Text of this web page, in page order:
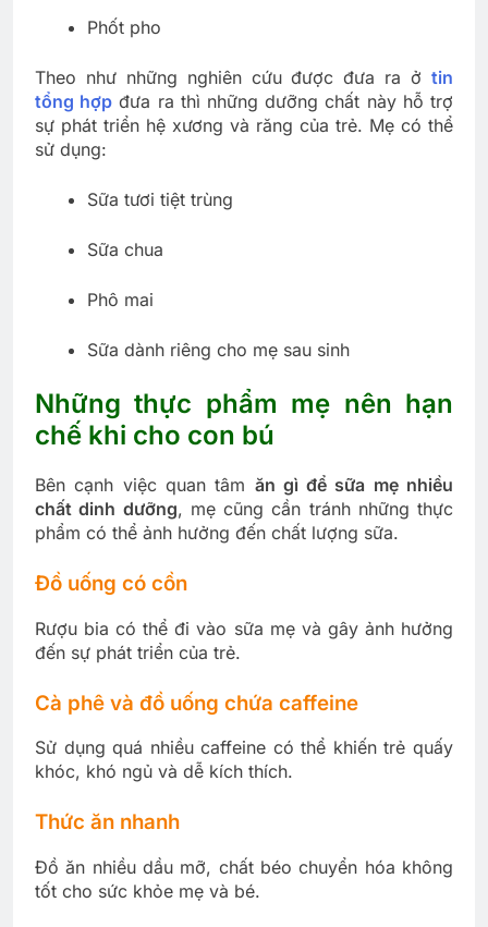
Phốt pho
Theo như những nghiên cứu được đưa ra ở tin
tổng hợp đưa ra thì những dưỡng chất này hỗ trợ
sự phát triển hệ xương và răng của trẻ. Mẹ có thể
sử dụng:
Sữa tươi tiệt trùng
Sữa chua
Phô mai
Sữa dành riêng cho mẹ sau sinh
Những thực phẩm mẹ nên hạn
chế khi cho con bú
Bên cạnh việc quan tâm ăn gì để sữa mẹ nhiều
chất dinh dưỡng, mẹ cũng cần tránh những thực
phẩm có thể ảnh hưởng đến chất lượng sữa.
Đồ uống có cồn
Rượu bia có thể đi vào sữa mẹ và gây ảnh hưởng
đến sự phát triển của trẻ.
Cà phê và đồ uống chứa caffeine
Sử dụng quá nhiều caffeine có thể khiến trẻ quấy
khóc, khó ngủ và dễ kích thích.
Thức ăn nhanh
Đồ ăn nhiều dầu mỡ, chất béo chuyển hóa không
tốt cho sức khỏe mẹ và bé.